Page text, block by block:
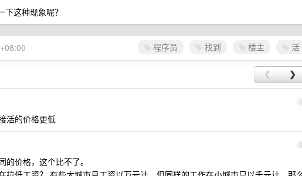
这种现象呢？
程序员 找到 楼主 活
❮ ❯
1
活的价格更低
2
价格，这个比不了。